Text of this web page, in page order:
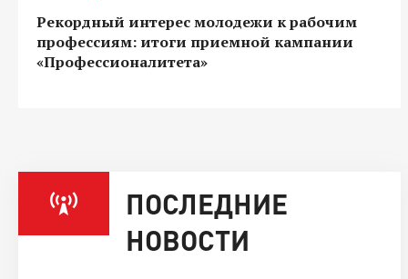
Рекордный интерес молодежи к рабочим
профессиям: итоги приемной кампании
«Профессионалитета»
ПОСЛЕДНИЕ
НОВОСТИ